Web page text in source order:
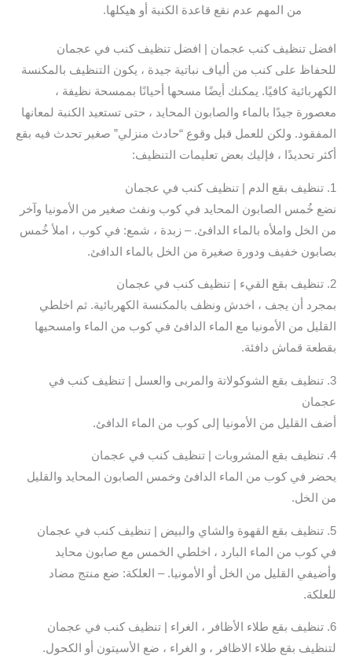
من المهم عدم نقع قاعدة الكنبة أو هيكلها.
افضل تنظيف كنب عجمان | افضل تنظيف كنب في عجمان
للحفاظ على كنب من ألياف نباتية جيدة ، يكون التنظيف بالمكنسة
الكهربائية كافيًا. يمكنك أيضًا مسحها أحيانًا بممسحة نظيفة ،
معصورة جيدًا بالماء والصابون المحايد ، حتى تستعيد الكنبة لمعانها
المفقود. ولكن للعمل قبل وقوع “حادث منزلي” صغير تحدث فيه بقع
أكثر تحديدًا ، فإليك بعض تعليمات التنظيف:
1. تنظيف بقع الدم | تنظيف كنب في عجمان
نضع خُمس الصابون المحايد في كوب ونفث صغير من الأمونيا وآخر
من الخل واملأه بالماء الدافئ. – زبدة ، شمع: في كوب ، املأ خُمس
بصابون خفيف ودورة صغيرة من الخل بالماء الدافئ.
2. تنظيف بقع القيء | تنظيف كنب في عجمان
بمجرد أن يجف ، اخدش ونظف بالمكنسة الكهربائية. ثم اخلطي
القليل من الأمونيا مع الماء الدافئ في كوب من الماء وامسحيها
بقطعة قماش دافئة.
3. تنظيف بقع الشوكولاتة والمربى والعسل | تنظيف كنب في
عجمان
أضف القليل من الأمونيا إلى كوب من الماء الدافئ.
4. تنظيف بقع المشروبات | تنظيف كنب في عجمان
يحضر في كوب من الماء الدافئ وخمس الصابون المحايد والقليل
من الخل.
5. تنظيف بقع القهوة والشاي والبيض | تنظيف كنب في عجمان
في كوب من الماء البارد ، اخلطي الخمس مع صابون محايد
وأضيفي القليل من الخل أو الأمونيا. – العلكة: ضع منتج مضاد
للعلكة.
6. تنظيف بقع طلاء الأظافر ، الغراء | تنظيف كنب في عجمان
لتنظيف بقع طلاء الاظافر ، و الغراء ، ضع الأسيتون أو الكحول.